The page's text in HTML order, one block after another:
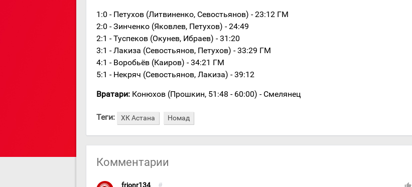
1:0 - Петухов (Литвиненко, Севостьянов) - 23:12 ГМ
2:0 - Зинченко (Яковлев, Петухов) - 24:49
2:1 - Туспеков (Окунев, Ибраев) - 31:20
3:1 - Лакиза (Севостьянов, Петухов) - 33:29 ГМ
4:1 - Воробьёв (Каиров) - 34:21 ГМ
5:1 - Некряч (Севостьянов, Лакиза) - 39:12
Вратари: Конюхов (Прошкин, 51:48 - 60:00) - Смелянец
Теги: ХК Астана Номад
Комментарии
frionr134 # thumb_up